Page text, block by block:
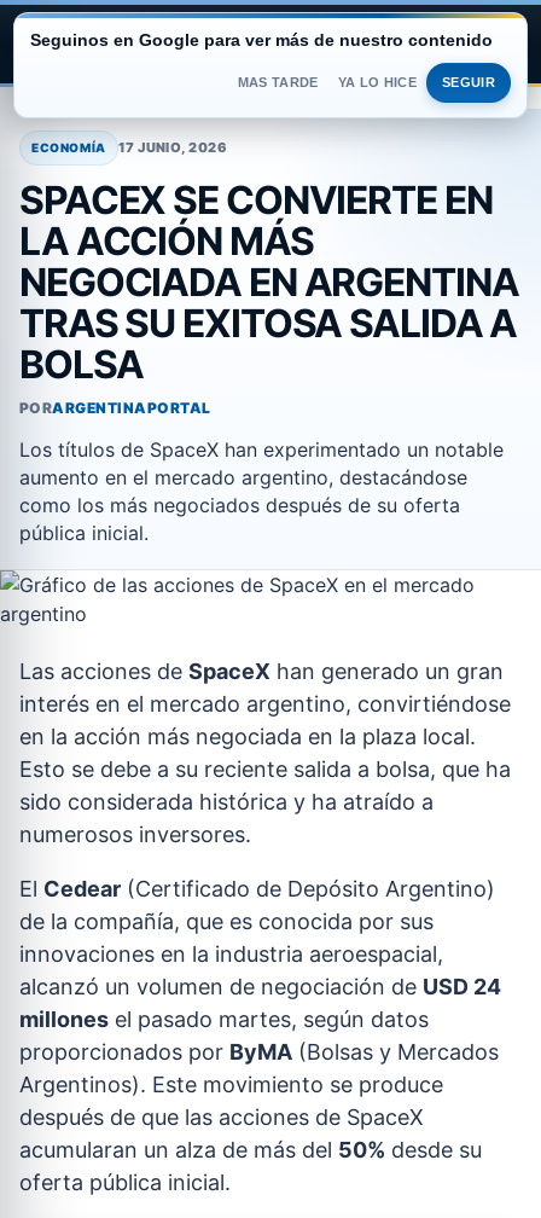
contenido
ARGENTINA PORTAL
ECONOMÍA 17 JUNIO, 2026
SPACEX SE CONVIERTE EN
LA ACCIÓN MÁS
NEGOCIADA EN ARGENTINA
TRAS SU EXITOSA SALIDA A
BOLSA
PORARGENTINAPORTAL
Los títulos de SpaceX han experimentado un notable
aumento en el mercado argentino, destacándose
como los más negociados después de su oferta
pública inicial.
Las acciones de SpaceX han generado un gran
interés en el mercado argentino, convirtiéndose
en la acción más negociada en la plaza local.
Esto se debe a su reciente salida a bolsa, que ha
sido considerada histórica y ha atraído a
numerosos inversores.
El Cedear (Certificado de Depósito Argentino)
de la compañía, que es conocida por sus
innovaciones en la industria aeroespacial,
alcanzó un volumen de negociación de USD 24
millones el pasado martes, según datos
proporcionados por ByMA (Bolsas y Mercados
Argentinos). Este movimiento se produce
después de que las acciones de SpaceX
acumularan un alza de más del 50% desde su
oferta pública inicial.
Seguinos en Google para ver más de nuestro contenido
MAS TARDE YA LO HICE SEGUIR